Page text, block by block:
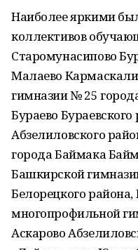
Наиболее яркими
коллективов
Старомунасипово
Малаево
гимназии № 25
Бураево
Абзелиловского
города Баймака
Башкирской
Белорецкого
многопрофильной
Аскарово